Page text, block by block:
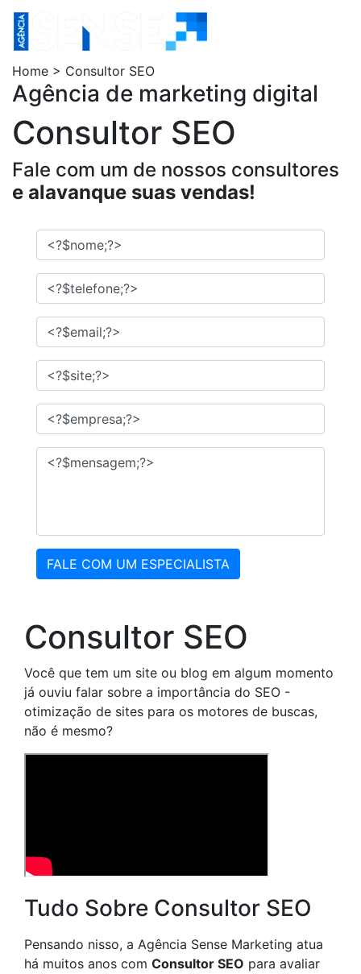
Home > Consultor SEO
Agência de marketing digital
Consultor SEO
Fale com um de nossos consultores
e alavanque suas vendas!
FALE COM UM ESPECIALISTA
Consultor SEO
Você que tem um site ou blog em algum momento
já ouviu falar sobre a importância do SEO -
otimização de sites para os motores de buscas,
não é mesmo?
Tudo Sobre Consultor SEO
Pensando nisso, a Agência Sense Marketing atua
há muitos anos com Consultor SEO para avaliar